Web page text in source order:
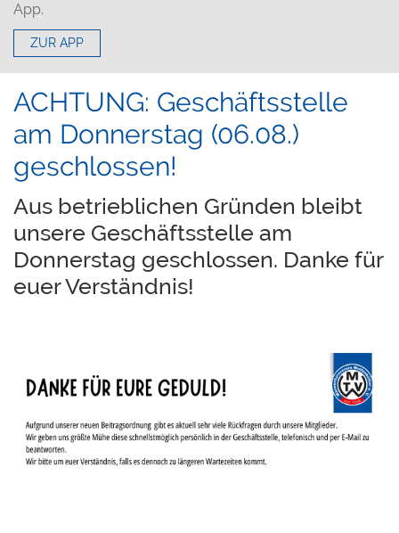
App.
ZUR APP
ACHTUNG: Geschäftsstelle
am Donnerstag (06.08.)
geschlossen!
Aus betrieblichen Gründen bleibt
unsere Geschäftsstelle am
Donnerstag geschlossen. Danke für
euer Verständnis!